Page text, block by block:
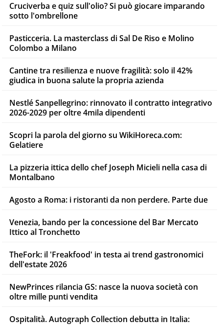
Cruciverba e quiz sull'olio? Si può giocare imparando
sotto l'ombrellone
Pasticceria. La masterclass di Sal De Riso e Molino
Colombo a Milano
Cantine tra resilienza e nuove fragilità: solo il 42%
giudica in buona salute la propria azienda
Nestlé Sanpellegrino: rinnovato il contratto integrativo
2026-2029 per oltre 4mila dipendenti
Scopri la parola del giorno su WikiHoreca.com:
Gelatiere
La pizzeria ittica dello chef Joseph Micieli nella casa di
Montalbano
Agosto a Roma: i ristoranti da non perdere. Parte due
Venezia, bando per la concessione del Bar Mercato
Ittico al Tronchetto
TheFork: il 'Freakfood' in testa ai trend gastronomici
dell'estate 2026
NewPrinces rilancia GS: nasce la nuova società con
oltre mille punti vendita
Ospitalità. Autograph Collection debutta in Italia: